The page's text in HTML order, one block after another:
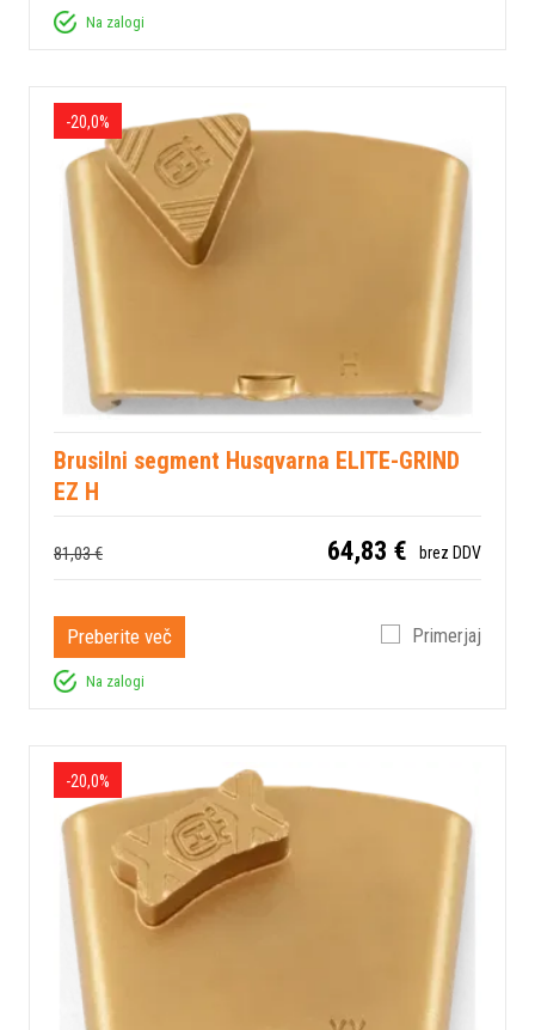
Na zalogi
-20,0%
Brusilni segment Husqvarna ELITE-GRIND
EZ H
81,03 € 64,83 € brez DDV
Preberite več Primerjaj
Na zalogi
-20,0%